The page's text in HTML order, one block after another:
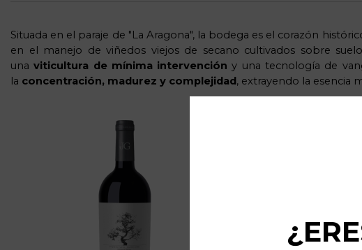
Situada en el paraje de "La Aragona", la bodega es el corazón
en el manejo de viñedos viejos de secano cultivados sobre
unaviticultura de mínima intervención y una tecnología de
la concentración, madurez y complejidad, extrayendo la esencia